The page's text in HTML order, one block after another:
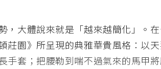
，大體說來就是「越來越簡化」。
莊園》所呈現的典雅華貴風格：以
手套；把腰勒到喘不過氣來的馬甲